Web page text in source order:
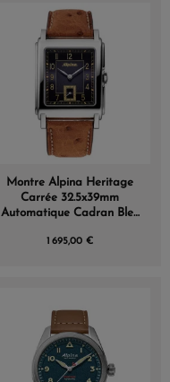
Montre Alpina Heritage
Carrée 32.5x39mm
Automatique Cadran Bleu
1 695,00 €